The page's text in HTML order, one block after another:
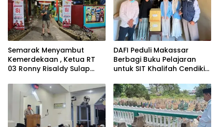
Semarak Menyambut
Kemerdekaan , Ketua RT
03 Ronny Risaldy Sulap
DAFI Peduli Makassar
Berbagi Buku Pelajaran
untuk SIT Khalifah Cendikia
Maros